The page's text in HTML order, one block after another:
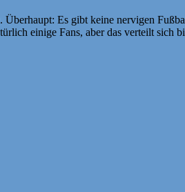
Es gibt keine nervigen
einige Fans, aber das verteilt sich